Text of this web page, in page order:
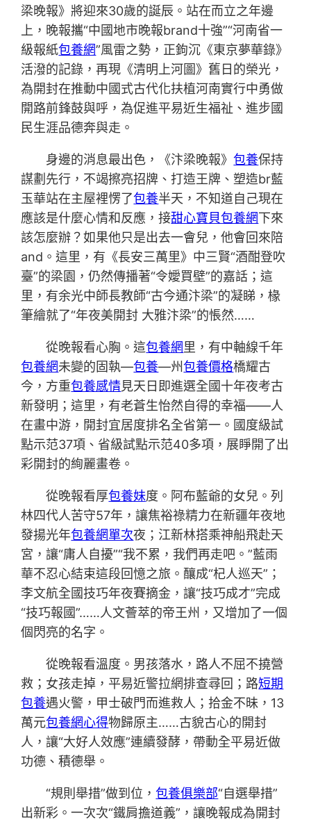
梁晚報》將迎來30歲的誕辰。站在而立之年邊
上，晚報攜“中國地市晚報brand十強”“河南省一
級報紙包養網”風雷之勢，正鉤沉《東京夢華錄》
活潑的記錄，再現《清明上河圖》舊日的榮光，
為開封在推動中國式古代化扶植河南實行中勇做
開路前鋒鼓與呼，為促進平易近生福祉、進步國
民生涯品德奔與走。
身邊的消息最出色，《汴梁晚報》包養保持
謀劃先行，不竭擦亮招牌、打造王牌、塑造br藍
玉華站在主屋裡愣了包養半天，不知道自己現在
應該是什麼心情和反應，接甜心寶貝包養網下來
該怎麼辦？如果他只是出去一會兒，他會回來陪
and。這里，有《長安三萬里》中三賢“酒酣登吹
臺”的梁園，仍然傳播著“令嬡買壁”的嘉話；這
里，有余光中師長教師“古今通汴梁”的凝睇，椽
筆繪就了“年夜美開封 大雅汴梁”的悵然……
從晚報看心胸。這包養網里，有中軸線千年
包養網未變的固執—包養—州包養價格橋耀古
今，方重包養感情見天日即進選全國十年夜考古
新發明；這里，有老蒼生怡然自得的幸福——人
在畫中游，開封宜居度排名全省第一。國度級試
點示范37項、省級試點示范40多項，展睜開了出
彩開封的絢麗畫卷。
從晚報看厚包養妹度。阿布藍爺的女兒。列
林四代人苦守57年，讓焦裕祿精力在新疆年夜地
發揚光年包養網單次夜；江新林搭乘神船飛赴天
宮，讓“庸人自擾”“我不累，我們再走吧。”藍雨
華不忍心結束這段回憶之旅。釀成“杞人巡天”；
李文航全國技巧年夜賽摘金，讓“技巧成才”完成
“技巧報國”……人文薈萃的帝王州，又增加了一個
個閃亮的名字。
從晚報看溫度。男孩落水，路人不屈不撓營
救；女孩走掉，平易近警拉網排查尋回；路短期
包養遇火警，甲士破門而進救人；拾金不昧，13
萬元包養網心得物歸原主……古貌古心的開封
人，讓“大好人效應”連續發酵，帶動全平易近做
功德、積德舉。
“規則舉措”做到位，包養俱樂部“自選舉措”
出新彩。一次次“鐵肩擔道義”，讓晚報成為開封